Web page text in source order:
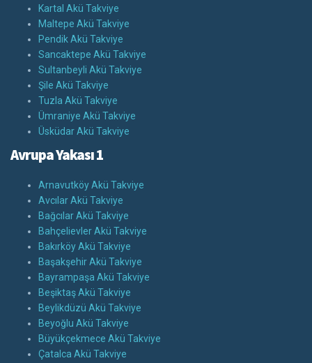
Kartal Akü Takviye
Maltepe Akü Takviye
Pendik Akü Takviye
Sancaktepe Akü Takviye
Sultanbeyli Akü Takviye
Şile Akü Takviye
Tuzla Akü Takviye
Ümraniye Akü Takviye
Üsküdar Akü Takviye
Avrupa Yakası 1
Arnavutköy Akü Takviye
Avcılar Akü Takviye
Bağcılar Akü Takviye
Bahçelievler Akü Takviye
Bakırköy Akü Takviye
Başakşehir Akü Takviye
Bayrampaşa Akü Takviye
Beşiktaş Akü Takviye
Beylikdüzü Akü Takviye
Beyoğlu Akü Takviye
Büyükçekmece Akü Takviye
Çatalca Akü Takviye